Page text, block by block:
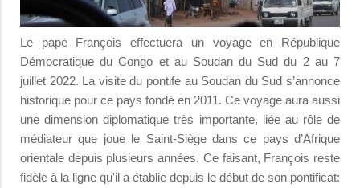
Le pape François effectuera un voyage en République
Démocratique du Congo et au Soudan du Sud du 2 au 7
juillet 2022. La visite du pontife au Soudan du Sud s’annonce
historique pour ce pays fondé en 2011. Ce voyage aura aussi
une dimension diplomatique très importante, liée au rôle de
médiateur que joue le Saint-Siège dans ce pays d’Afrique
orientale depuis plusieurs années. Ce faisant, François reste
fidèle à la ligne qu'il a établie depuis le début de son pontificat: